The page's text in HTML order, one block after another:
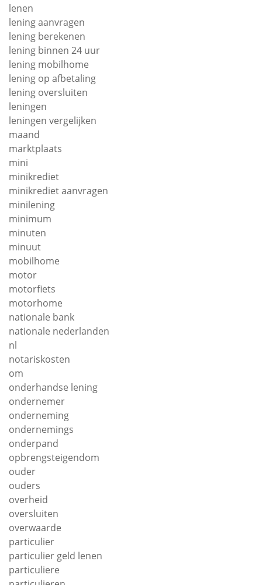
lenen
lening aanvragen
lening berekenen
lening binnen 24 uur
lening mobilhome
lening op afbetaling
lening oversluiten
leningen
leningen vergelijken
maand
marktplaats
mini
minikrediet
minikrediet aanvragen
minilening
minimum
minuten
minuut
mobilhome
motor
motorfiets
motorhome
nationale bank
nationale nederlanden
nl
notariskosten
om
onderhandse lening
ondernemer
onderneming
ondernemings
onderpand
opbrengsteigendom
ouder
ouders
overheid
oversluiten
overwaarde
particulier
particulier geld lenen
particuliere